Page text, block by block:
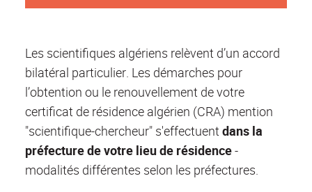
Les scientifiques algériens relèvent d’un accord
bilatéral particulier. Les démarches pour
l’obtention ou le renouvellement de votre
certificat de résidence algérien (CRA) mention
"scientifique-chercheur" s'effectuent dans la
préfecturede votre lieu de résidence-
modalités différentes selon les préfectures.